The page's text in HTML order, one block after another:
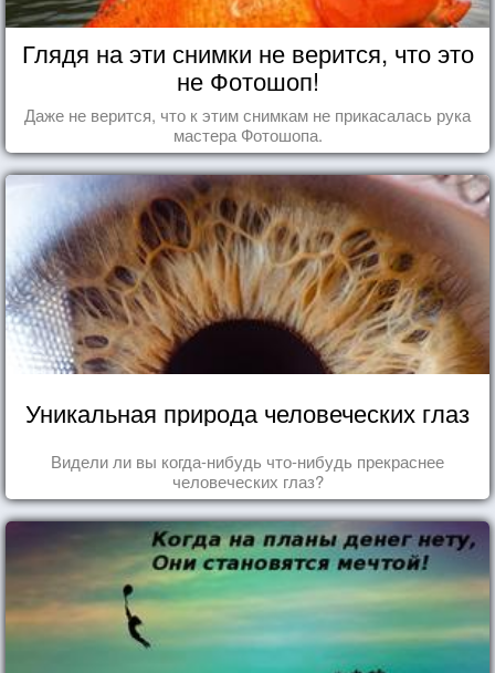
Глядя на эти снимки не верится, что это
не Фотошоп!
Даже не верится, что к этим снимкам не прикасалась рука
мастера Фотошопа.
Уникальная природа человеческих глаз
Видели ли вы когда-нибудь что-нибудь прекраснее
человеческих глаз?